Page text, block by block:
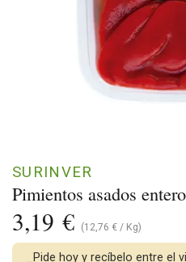
Pimientos asados
SURINVER
3,19 € (12,76 € / Kg)
Pide hoy y recíbelo entre el